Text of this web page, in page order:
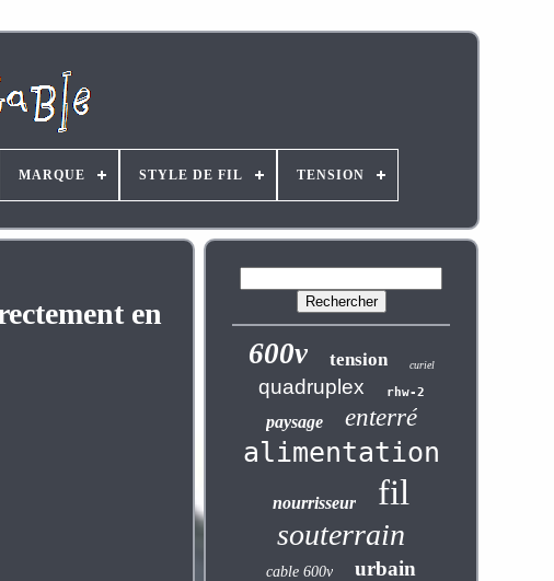
MARQUE STYLE DE FIL TENSION
en
600v tension curiel
quadruplex rhw-2
paysage enterré
alimentation
nourrisseur fil
souterrain
cable 600v urbain